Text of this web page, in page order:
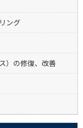
ング
）の修復、改善